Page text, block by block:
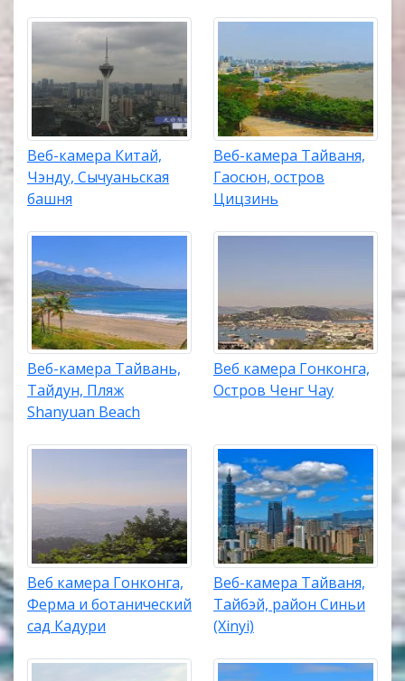
Веб-камера Китай,
Чэнду, Сычуаньская
башня
Веб-камера Тайваня,
Гаосюн, остров
Цицзинь
Веб-камера Тайвань,
Тайдун, Пляж
Shanyuan Beach
Веб камера Гонконга,
Остров Ченг Чау
Веб камера Гонконга,
Ферма и ботанический
сад Кадури
Веб-камера Тайваня,
Тайбэй, район Синьи
(Xinyi)